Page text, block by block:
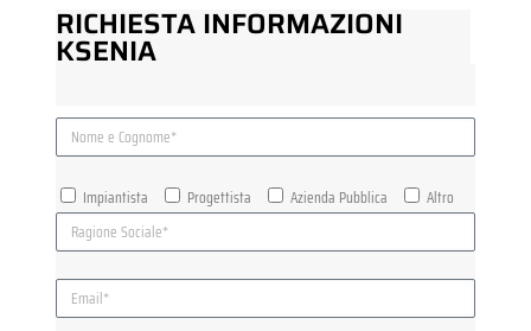
RICHIESTA INFORMAZIONI
KSENIA
Impiantista Progettista Azienda Pubblica Altro